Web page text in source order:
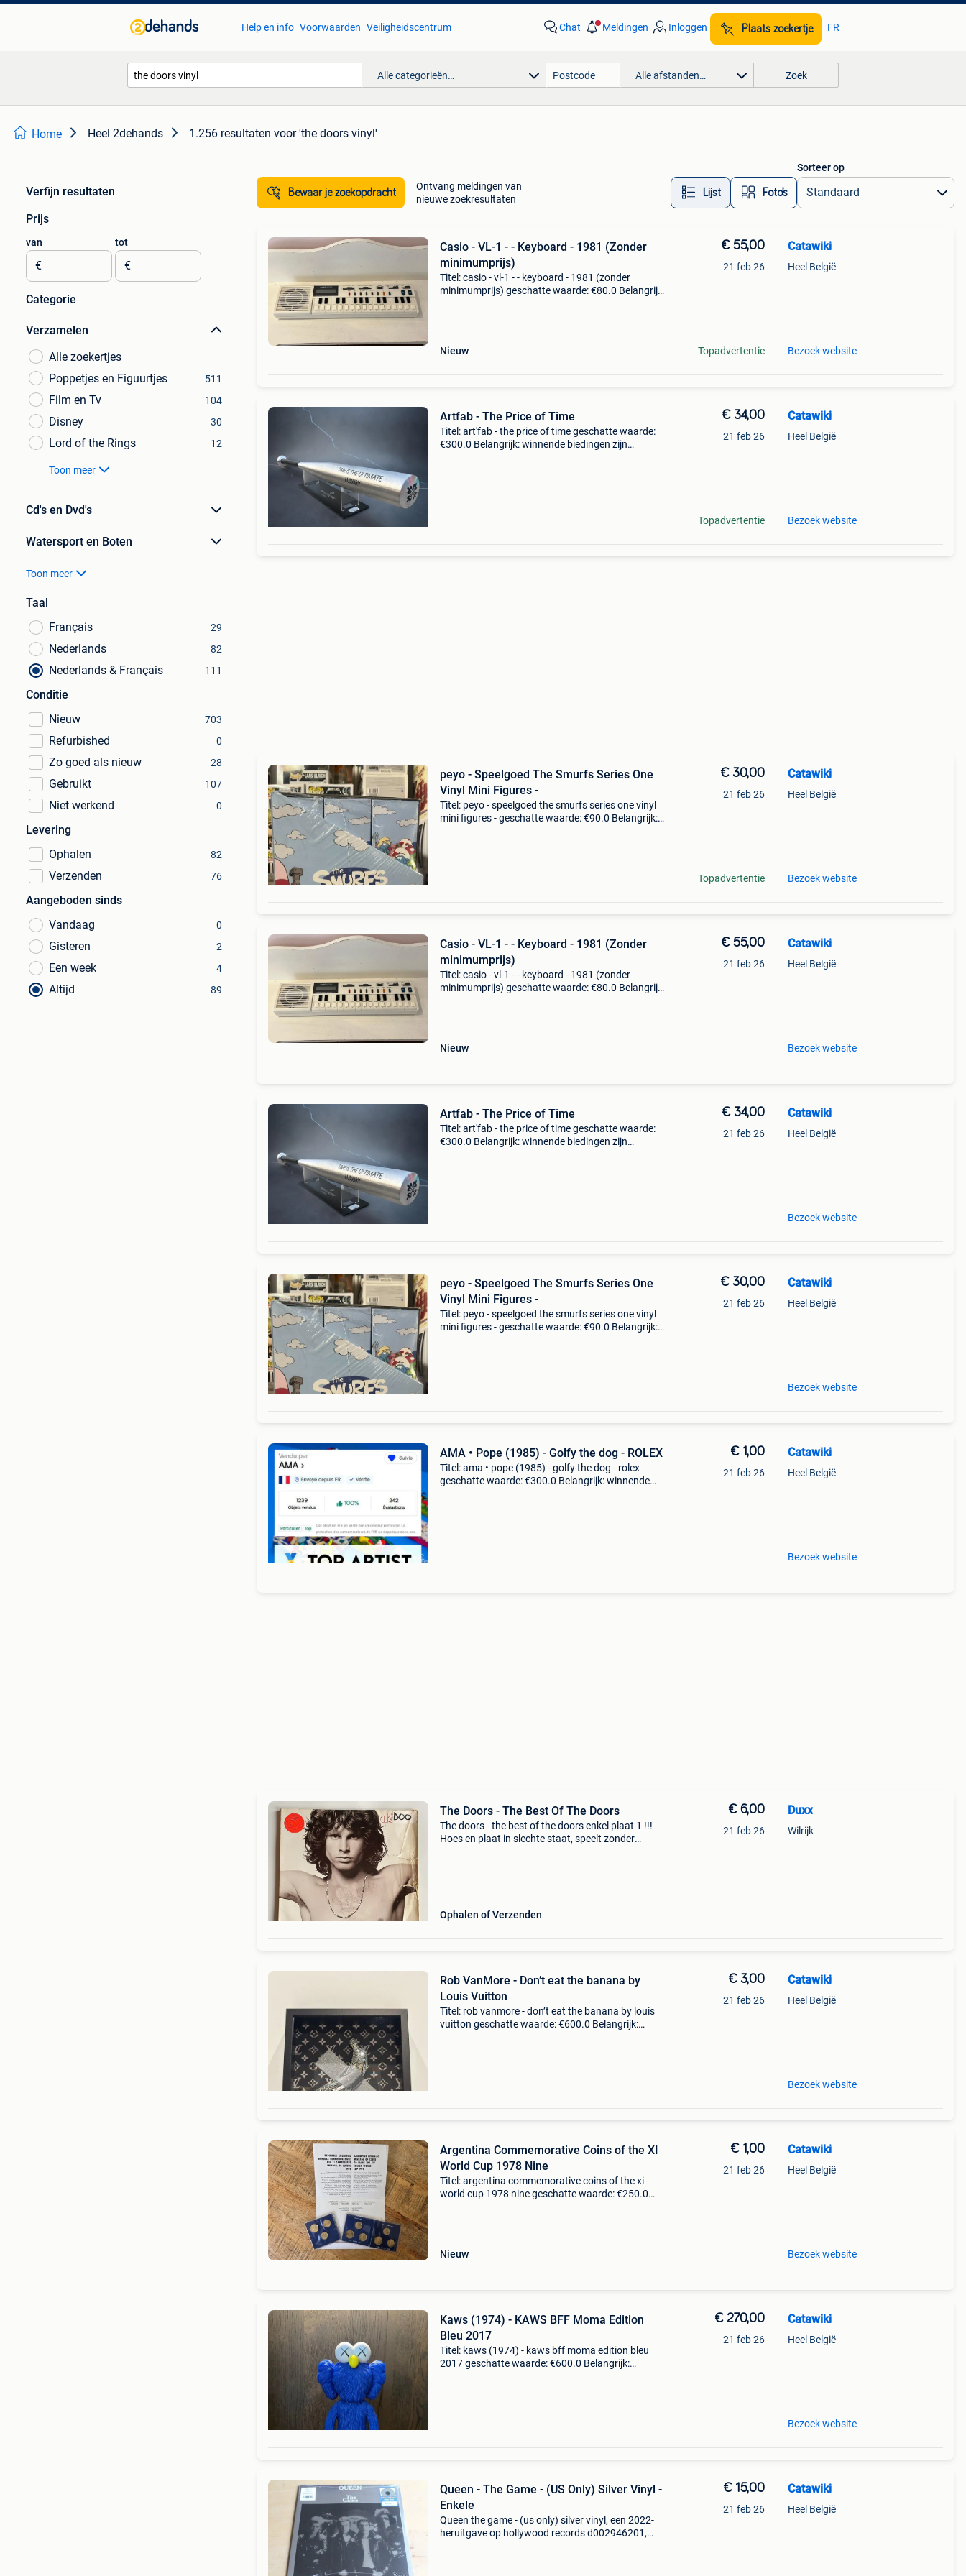
Help en info Voorwaarden Veiligheidscentrum Chat Meldingen Inloggen Plaats zoekertje FR
Alle categorieën… Alle afstanden… Zoek
Home Heel 2dehands 1.256 resultaten voor 'the doors vinyl'
Verfijn resultaten
Prijs
van
€
tot
€
Categorie
Verzamelen
Alle zoekertjes
Poppetjes en Figuurtjes
511
Film en Tv 104
Disney 30
Lord of the Rings 12
Toon meer
Cd's en Dvd's
Watersport en Boten
Toon meer
Taal
Français
29
Nederlands 82
Nederlands & Français 111
Conditie
Nieuw
703
Refurbished 0
Zo goed als nieuw 28
Gebruikt 107
Niet werkend 0
Levering
Ophalen
82
Verzenden 76
Aangeboden sinds
Vandaag
0
Gisteren 2
Een week 4
Altijd 89
Bewaar je zoekopdracht
Ontvang meldingen van
nieuwe zoekresultaten
Lijst Foto’s
Sorteer op
Casio - VL-1 - - Keyboard - 1981 (Zonder
minimumprijs)
Titel: casio - vl-1 - - keyboard - 1981 (zonder
minimumprijs) geschatte waarde: €80.0 Belangrijk:
Nieuw
€ 55,00
21 feb 26
Topadvertentie
Catawiki
Heel België
Bezoek website
Artfab - The Price of Time
Titel: art'fab - the price of time geschatte waarde:
€300.0 Belangrijk: winnende biedingen zijn
€ 34,00
21 feb 26
Topadvertentie
Catawiki
Heel België
Bezoek website
peyo - Speelgoed The Smurfs Series One
Vinyl Mini Figures -
Titel: peyo - speelgoed the smurfs series one vinyl
mini figures - geschatte waarde: €90.0 Belangrijk:
€ 30,00
21 feb 26
Topadvertentie
Catawiki
Heel België
Bezoek website
Casio - VL-1 - - Keyboard - 1981 (Zonder
minimumprijs)
Titel: casio - vl-1 - - keyboard - 1981 (zonder
minimumprijs) geschatte waarde: €80.0 Belangrijk:
Nieuw
€ 55,00
21 feb 26
Catawiki
Heel België
Bezoek website
Artfab - The Price of Time
Titel: art'fab - the price of time geschatte waarde:
€300.0 Belangrijk: winnende biedingen zijn
€ 34,00
21 feb 26
Catawiki
Heel België
Bezoek website
peyo - Speelgoed The Smurfs Series One
Vinyl Mini Figures -
Titel: peyo - speelgoed the smurfs series one vinyl
mini figures - geschatte waarde: €90.0 Belangrijk:
€ 30,00
21 feb 26
Catawiki
Heel België
Bezoek website
AMA • Pope (1985) - Golfy the dog - ROLEX
Titel: ama • pope (1985) - golfy the dog - rolex
geschatte waarde: €300.0 Belangrijk: winnende
€ 1,00
21 feb 26
Catawiki
Heel België
Bezoek website
The Doors - The Best Of The Doors
The doors - the best of the doors enkel plaat 1 !!!
Hoes en plaat in slechte staat, speelt zonder
Ophalen of Verzenden
€ 6,00
21 feb 26
Duxx
Wilrijk
Rob VanMore - Don’t eat the banana by
Louis Vuitton
Titel: rob vanmore - don’t eat the banana by louis
vuitton geschatte waarde: €600.0 Belangrijk:
€ 3,00
21 feb 26
Catawiki
Heel België
Bezoek website
Argentina Commemorative Coins of the XI
World Cup 1978 Nine
Titel: argentina commemorative coins of the xi
world cup 1978 nine geschatte waarde: €250.0
Nieuw
€ 1,00
21 feb 26
Catawiki
Heel België
Bezoek website
Kaws (1974) - KAWS BFF Moma Edition
Bleu 2017
Titel: kaws (1974) - kaws bff moma edition bleu
2017 geschatte waarde: €600.0 Belangrijk:
€ 270,00
21 feb 26
Catawiki
Heel België
Bezoek website
Queen - The Game - (US Only) Silver Vinyl -
Enkele
Queen the game - (us only) silver vinyl, een 2022-
heruitgave op hollywood records d002946201,
€ 15,00
21 feb 26
Catawiki
Heel België